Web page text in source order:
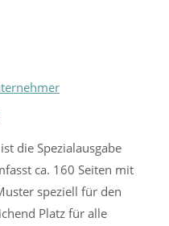
ist die Spezialausgabe
ca. 160 Seiten mit
speziell für den
Platz für alle